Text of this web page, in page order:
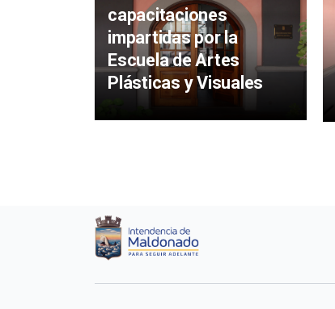
capacitaciones
impartidas por la
Escuela de Artes
Plásticas y Visuales